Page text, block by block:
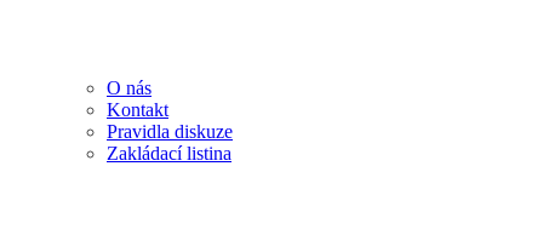
O nás
Kontakt
Pravidla diskuze
Zakládací listina